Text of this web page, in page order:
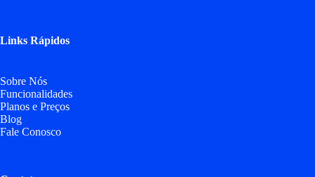
Links Rápidos
Sobre Nós
Funcionalidades
Planos e Preços
Blog
Fale Conosco